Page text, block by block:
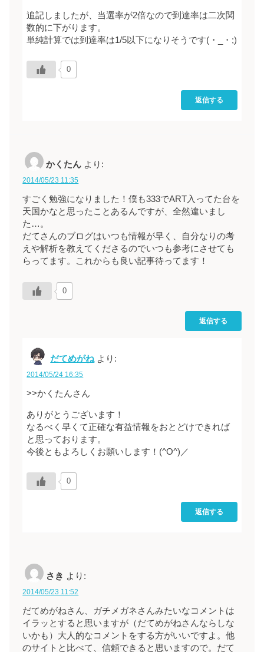
追記しましたが、当選率が2倍なので到達率は二次関
数的に下がります。
単純計算では到達率は1/5以下になりそうです(・_・;)
0
返信する
かくたん より:
2014/05/23 11:35
すごく勉強になりました！僕も333でART入ってた台を
天国かなと思ったことあるんですが、全然違いまし
た…。
だてさんのブログはいつも情報が早く、自分なりの考
えや解析を教えてくださるのでいつも参考にさせても
らってます。これからも良い記事待ってます！
0
返信する
だてめがね より:
2014/05/24 16:35
>>かくたんさん
ありがとうございます！
なるべく早くて正確な有益情報をおとどけできれば
と思っております。
今後ともよろしくお願いします！(^O^)／
0
返信する
さき より:
2014/05/23 11:52
だてめがねさん、ガチメガネさんみたいなコメントは
イラッとすると思いますが（だてめがねさんならしな
いかも）大人的なコメントをする方がいいですよ。他
のサイトと比べて、信頼できると思いますので。だて